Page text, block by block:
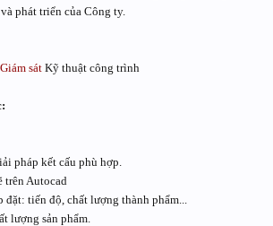
phát triển của Công ty.
Giám sát Kỹ thuật công trình
pháp kết cấu phù hợp.
trên Autocad
đặt: tiến độ, chất lượng thành phẩm...
lượng sản phẩm.